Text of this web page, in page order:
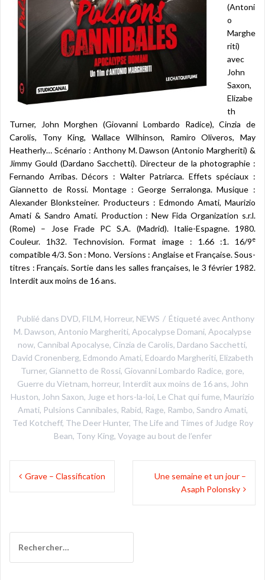
(Antoni
o
Marghe
riti)
avec
John
Saxon,
Elizabe
th
Turner, John Morghen (Giovanni Lombardo Radice), Cinzia de
Carolis, Tony King, Wallace Wilhinson, Ramiro Oliveros, May
Heatherly… Scénario : Anthony M. Dawson (Antonio Margheriti) &
Jimmy Gould (Dardano Sacchetti). Directeur de la photographie :
Fernando Arribas. Décors : Walter Patriarca. Effets spéciaux :
Giannetto de Rossi. Montage : George Serralonga. Musique :
Alexander Blonksteiner. Producteurs : Edmondo Amati, Maurizio
Amati & Sandro Amati. Production : New Fida Organization s.r.l.
(Rome) – Jose Frade PC S.A. (Madrid). Italie-Espagne. 1980.
Couleur. 1h32. Technovision. Format image : 1.66 :1. 16/9e
compatible 4/3. Son : Mono. Versions : Anglaise et Française. Sous-
titres : Français. Sortie dans les salles françaises, le 3 février 1982.
Interdit aux moins de 16 ans.
Publié dans DVD, FILM, Horreur, NEWS Étiqueté avec Anthony
M. Dawson, Antonio Margheriti, Apocalypse Domani, Apocalypse
now, Cannibal Apocalyse, Cinzia de Carolis, Dardano Sacchetti,
David Cronenberg, Edmondo Amati, Edoardo Margheriti, Elizabeth
Turner, Giannetto de Rossi, Giovanni Lombardo Radice, gore,
Guerre du Vietnam, horreur, Interdit aux moins de 16 ans, John
Huston, John Saxon, Juge et hors-la-loi, Le Chat qui fume, Maurizio
Amati, Pulsions Cannibales, Rabid, Rage, Rambo, Sandro Amati,
Ted Kotcheff, The Deer Hunter, The Life and Times of Judge Roy
Bean, Tony King, Voyage au bout de l’enfer
Navigation
Grave – Classification
Une semaine et un jour –
Asaph Polonsky